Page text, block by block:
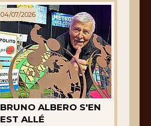
04/07/2026
BRUNO ALBERO S'EN
EST ALLÉ